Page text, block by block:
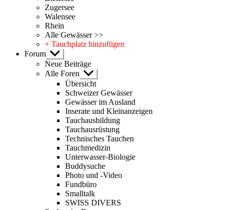
Zugersee
Walensee
Rhein
Alle Gewässer >>
+ Tauchplatz hinzufügen
Forum Untermenü
anzeigen
Neue Beiträge
Alle Foren Untermenü
anzeigen
Übersicht
Schweizer Gewässer
Gewässer im Ausland
Inserate und Kleinanzeigen
Tauchausbildung
Tauchausrüstung
Technisches Tauchen
Tauchmedizin
Unterwasser-Biologie
Buddysuche
Photo und -Video
Fundbüro
Smalltalk
SWISS DIVERS